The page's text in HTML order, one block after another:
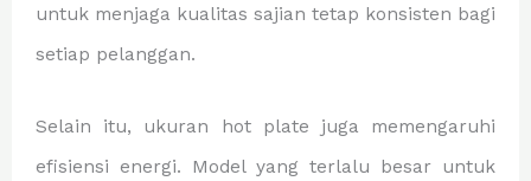
untuk menjaga kualitas sajian tetap konsisten bagi
setiap pelanggan.
Selain itu, ukuran hot plate juga memengaruhi
efisiensi energi. Model yang terlalu besar untuk